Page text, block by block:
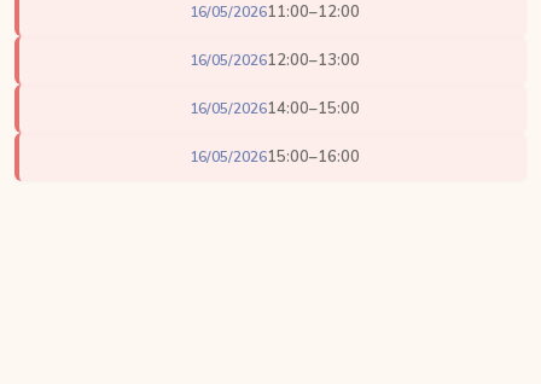
16/05/202611:00–12:00
16/05/202612:00–13:00
16/05/202614:00–15:00
16/05/202615:00–16:00